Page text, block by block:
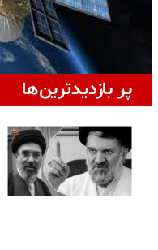
پر بازدیدترین‌ها